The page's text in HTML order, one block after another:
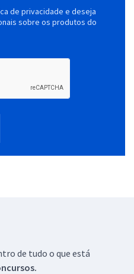
de privacidade e deseja
sobre os produtos do
de tudo o que está